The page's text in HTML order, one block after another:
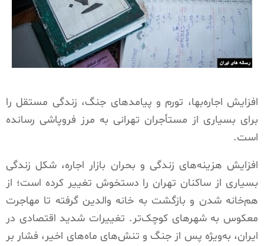
افزایش اجاره‌بها، تورم و پیامدهای جنگ، زندگی مستقل را
برای بسیاری از مستأجران تهرانی به مرز فروپاشی رسانده
است.
افزایش هزینه‌های زندگی و بحران بازار اجاره، شکل زندگی
بسیاری از ساکنان تهران را دستخوش تغییر کرده است؛ از
هم‌خانه شدن و بازگشت به خانه والدین گرفته تا مهاجرت
معکوس به شهرهای کوچک‌تر. تغییرات شدید اقتصادی در
ایران، به‌ویژه پس از جنگ و تنش‌های ماه‌های اخیر، فشار بر